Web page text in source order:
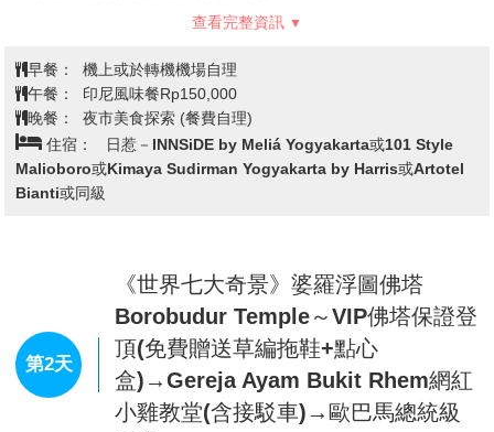
【日惹YOGYAKARTA】在日惹擁有世界七大奇景之一的婆
者，您一定不可錯過，以及世界文化遺產的普南巴印度廟，
浮雕印度教東傳後，在當時中爪哇所建立的雄偉建築，浮雕
上顯現一個有關親情與愛情的動人傳說映入眼簾從這些歷史
古蹟中即可了解釋迦牟尼生平的事蹟。
【神奇魔樹】
現，不妨試試您的運氣，為旅途增添一份奇妙體驗！
【馬利歐波羅街】
※安排搭乘繽紛腳踏車：安排各位騎乘繽紛彩燈卡通腳踏
車，在文化古都-日惹的夜晚街頭，您會看到各式裝飾華
麗、閃爍著彩燈的腳踏車 穿梭在城市之間，這種五彩繽紛
查看完整資訊
早餐：
機上或於轉機機場自理
午餐：
印尼風味餐Rp150,000
晚餐：
夜市美食探索 (餐費自理)
住宿：
日惹－INNSiDE by Meliá Yogyakarta或101 Style
Malioboro或Kimaya Sudirman Yogyakarta by Harris或Artotel
Bianti或同級
第2天
《世界七大奇景》婆羅浮圖佛塔
Borobudur Temple～VIP佛塔保證登
頂(免費贈送草編拖鞋+點心
盒)→Gereja Ayam Bukit Rhem網紅
小雞教堂(含接駁車)→歐巴馬總統級